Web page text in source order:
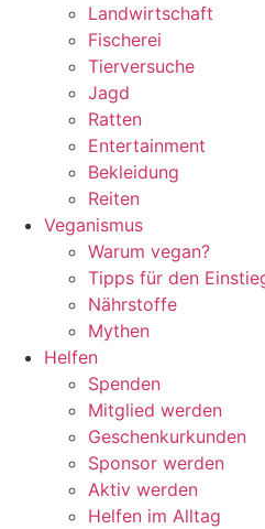
Landwirtschaft
Fischerei
Tierversuche
Jagd
Ratten
Entertainment
Bekleidung
Reiten
Veganismus
Warum vegan?
Tipps für den
Nährstoffe
Mythen
Helfen
Spenden
Mitglied werden
Geschenkurkunden
Sponsor werden
Aktiv werden
Helfen im Alltag